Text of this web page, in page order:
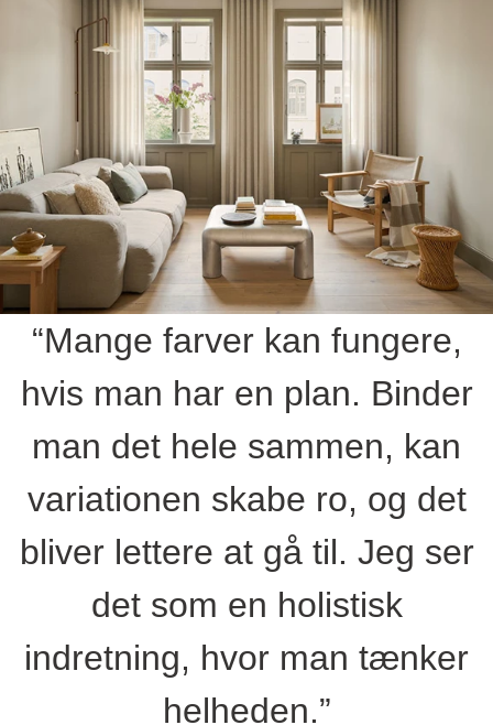
“Mange farver kan fungere,
hvis man har en plan. Binder
man det hele sammen, kan
variationen skabe ro, og det
bliver lettere at gå til. Jeg ser
det som en holistisk
indretning, hvor man tænker
helheden.”